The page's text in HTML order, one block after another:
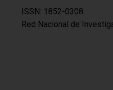
ISSN: 1852-0308.
Red Nacional de